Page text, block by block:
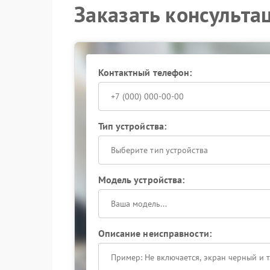
Заказать
Контактный телефон:
Тип устройства:
Выберите тип устройства
Модель устройства:
Описание неисправности: